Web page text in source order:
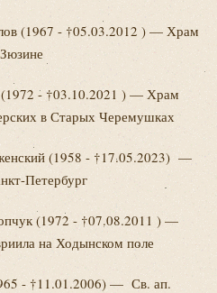
(1967 - †05.03.2012 ) — Храм
(1972 - †03.10.2021 ) — Храм
в Старых Черемушках
(1958 - †17.05.2023) —
Петербург
(1972 - †07.08.2011 ) —
на Ходынском поле
- †11.01.2006) — Св. ап.